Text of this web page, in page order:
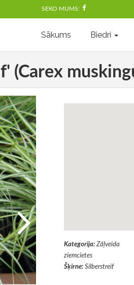
SEKO MUMS:
Sākums Biedri
(Carex
Kategorija: Zāļveida
ziemcietes
Šķirne: Silberstreif